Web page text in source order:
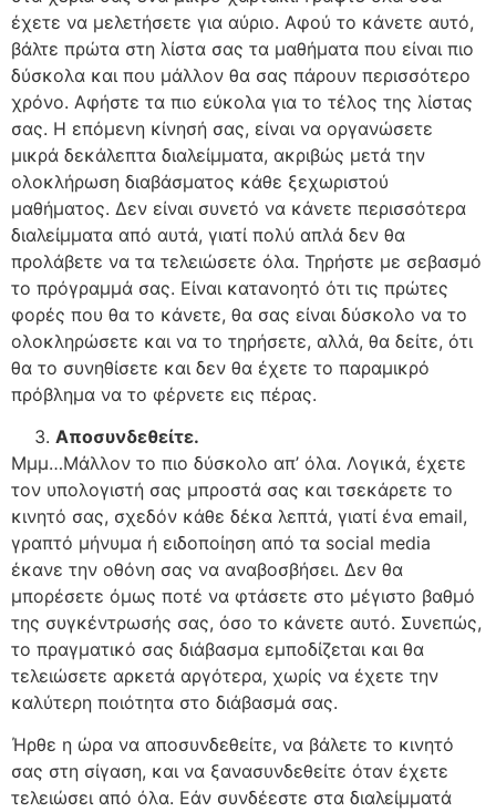
έχετε να μελετήσετε για αύριο. Αφού το κάνετε αυτό,
βάλτε πρώτα στη λίστα σας τα μαθήματα που είναι πιο
δύσκολα και που μάλλον θα σας πάρουν περισσότερο
χρόνο. Αφήστε τα πιο εύκολα για το τέλος της λίστας
σας. Η επόμενη κίνησή σας, είναι να οργανώσετε
μικρά δεκάλεπτα διαλείμματα, ακριβώς μετά την
ολοκλήρωση διαβάσματος κάθε ξεχωριστού
μαθήματος. Δεν είναι συνετό να κάνετε περισσότερα
διαλείμματα από αυτά, γιατί πολύ απλά δεν θα
προλάβετε να τα τελειώσετε όλα. Τηρήστε με σεβασμό
το πρόγραμμά σας. Είναι κατανοητό ότι τις πρώτες
φορές που θα το κάνετε, θα σας είναι δύσκολο να το
ολοκληρώσετε και να το τηρήσετε, αλλά, θα δείτε, ότι
θα το συνηθίσετε και δεν θα έχετε το παραμικρό
πρόβλημα να το φέρνετε εις πέρας.
Αποσυνδεθείτε.
Μμμ…Μάλλον το πιο δύσκολο απ’ όλα. Λογικά, έχετε
τον υπολογιστή σας μπροστά σας και τσεκάρετε το
κινητό σας, σχεδόν κάθε δέκα λεπτά, γιατί ένα email,
γραπτό μήνυμα ή ειδοποίηση από τα social media
έκανε την οθόνη σας να αναβοσβήσει. Δεν θα
μπορέσετε όμως ποτέ να φτάσετε στο μέγιστο βαθμό
της συγκέντρωσής σας, όσο το κάνετε αυτό. Συνεπώς,
το πραγματικό σας διάβασμα εμποδίζεται και θα
τελειώσετε αρκετά αργότερα, χωρίς να έχετε την
καλύτερη ποιότητα στο διάβασμά σας.
Ήρθε η ώρα να αποσυνδεθείτε, να βάλετε το κινητό
σας στη σίγαση, και να ξανασυνδεθείτε όταν έχετε
τελειώσει από όλα. Εάν συνδέεστε στα διαλείμματά